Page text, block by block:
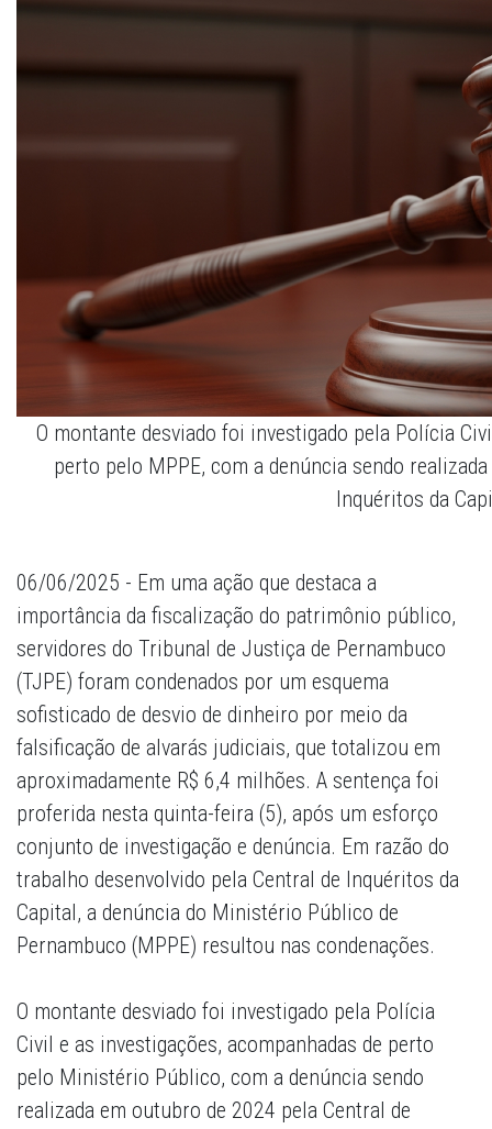
O montante desviado foi investigado pela Polícia
perto pelo MPPE, com a denúncia sendo
Inquéritos da
06/06/2025 - Em uma ação que destaca a
importância da fiscalização do patrimônio público,
servidores do Tribunal de Justiça de Pernambuco
(TJPE) foram condenados por um esquema
sofisticado de desvio de dinheiro por meio da
falsificação de alvarás judiciais, que totalizou em
aproximadamente R$ 6,4 milhões. A sentença foi
proferida nesta quinta-feira (5), após um esforço
conjunto de investigação e denúncia. Em razão do
trabalho desenvolvido pela Central de Inquéritos da
Capital, a denúncia do Ministério Público de
Pernambuco (MPPE) resultou nas condenações.
O montante desviado foi investigado pela Polícia
Civil e as investigações, acompanhadas de perto
pelo Ministério Público, com a denúncia sendo
realizada em outubro de 2024 pela Central de